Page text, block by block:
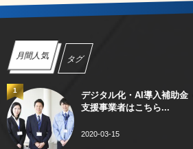
月間人気 タグ
デジタル化・AI導入補助金
支援事業者はこちら...
2020-03-15
1